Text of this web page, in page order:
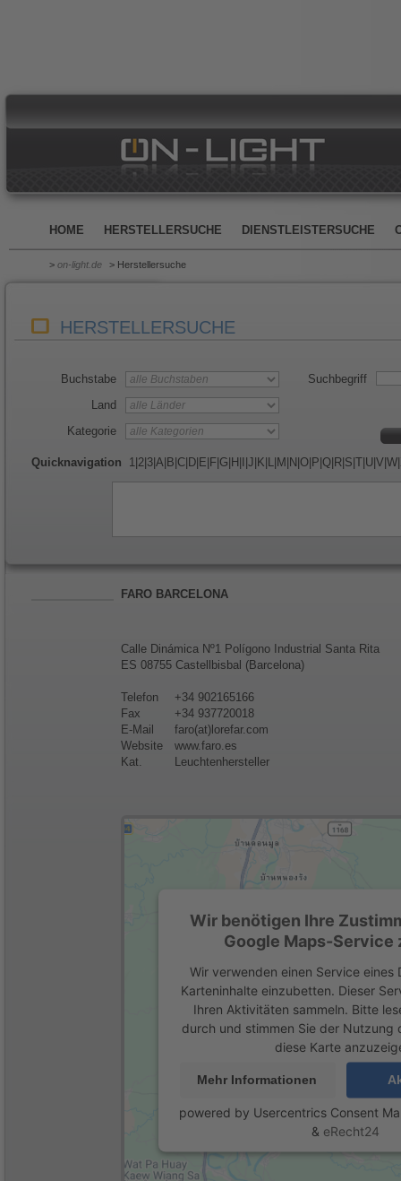
HOME HERSTELLERSUCHE DIENSTLEISTERSUCHE
> on-light.de > Herstellersuche
HERSTELLERSUCHE
Buchstabe
Land
Kategorie
Suchbegriff
Quicknavigation 1 2 3 A B C D E F G H J K L M N O P Q R S T U V W
FARO BARCELONA
Calle Dinámica Nº1 Polígono Industrial Santa Rita
ES 08755 Castellbisbal (Barcelona)
Telefon
+34 902165166
Fax
+34 937720018
E-Mail
faro(at)lorefar.com
Website
www.faro.es
Kat.
Leuchtenhersteller
Wir benötigen Ihre
Google Maps-Service
Wir verwenden einen Service eines
Karteninhalte einzubetten. Dieser
Ihren Aktivitäten sammeln. Bitte
durch und stimmen Sie der Nutzung
diese Karte
Mehr Informationen
powered by Usercentrics Consent
& eRecht24